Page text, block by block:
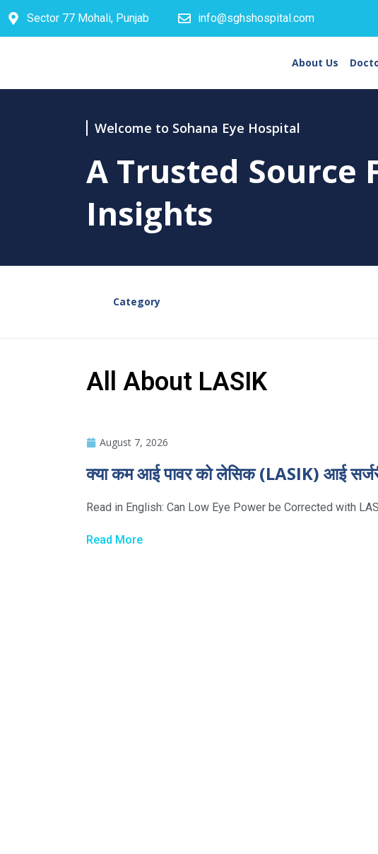
Sector 77 Mohali, Punjab info@sghshospital.com
About Us
Welcome to Sohana Eye Hospital
A Trusted Source
Insights
Category
All About LASIK
August 7, 2026
क्या कम आई पावर को लेसिक (LASIK) आई
Read in English: Can Low Eye Power be Corrected with
Read More